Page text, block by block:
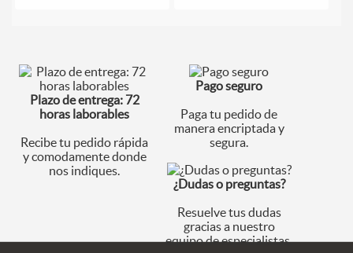
Plazo de entrega: 72
horas laborables
Recibe tu pedido rápida
y comodamente donde
nos indiques.
Pago seguro
Paga tu pedido de
manera encriptada y
segura.
¿Dudas o preguntas?
Resuelve tus dudas
gracias a nuestro
equipo de especialistas.